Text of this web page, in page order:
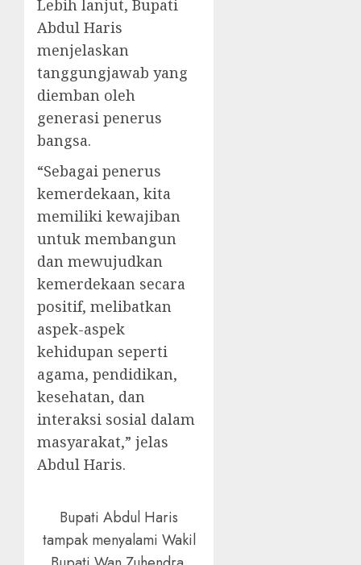
Lebih lanjut, Bupati
Abdul Haris
menjelaskan
tanggungjawab yang
diemban oleh
generasi penerus
bangsa.
“Sebagai penerus
kemerdekaan, kita
memiliki kewajiban
untuk membangun
dan mewujudkan
kemerdekaan secara
positif, melibatkan
aspek-aspek
kehidupan seperti
agama, pendidikan,
kesehatan, dan
interaksi sosial dalam
masyarakat,” jelas
Abdul Haris.
Bupati Abdul Haris
tampak menyalami Wakil